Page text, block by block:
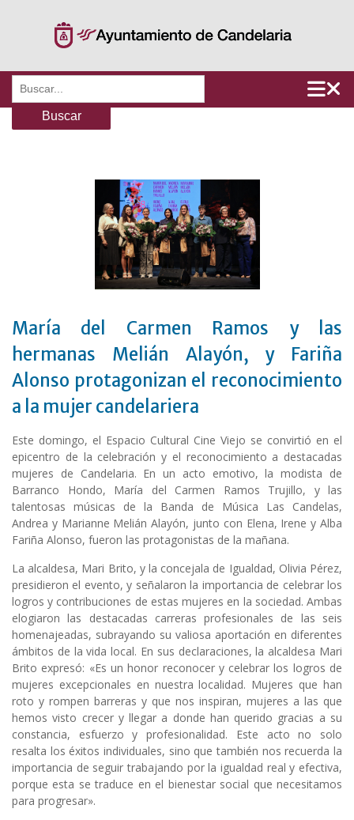
Buscar:
María del Carmen Ramos y las
hermanas Melián Alayón, y Fariña
Alonso protagonizan el reconocimiento
a la mujer candelariera
Este domingo, el Espacio Cultural Cine Viejo se convirtió en el
epicentro de la celebración y el reconocimiento a destacadas
mujeres de Candelaria. En un acto emotivo, la modista de
Barranco Hondo, María del Carmen Ramos Trujillo, y las
talentosas músicas de la Banda de Música Las Candelas,
Andrea y Marianne Melián Alayón, junto con Elena, Irene y Alba
Fariña Alonso, fueron las protagonistas de la mañana.
La alcaldesa, Mari Brito, y la concejala de Igualdad, Olivia Pérez,
presidieron el evento, y señalaron la importancia de celebrar los
logros y contribuciones de estas mujeres en la sociedad. Ambas
elogiaron las destacadas carreras profesionales de las seis
homenajeadas, subrayando su valiosa aportación en diferentes
ámbitos de la vida local. En sus declaraciones, la alcaldesa Mari
Brito expresó: «Es un honor reconocer y celebrar los logros de
mujeres excepcionales en nuestra localidad. Mujeres que han
roto y rompen barreras y que nos inspiran, mujeres a las que
hemos visto crecer y llegar a donde han querido gracias a su
constancia, esfuerzo y profesionalidad. Este acto no solo
resalta los éxitos individuales, sino que también nos recuerda la
importancia de seguir trabajando por la igualdad real y efectiva,
porque esta se traduce en el bienestar social que necesitamos
para progresar».